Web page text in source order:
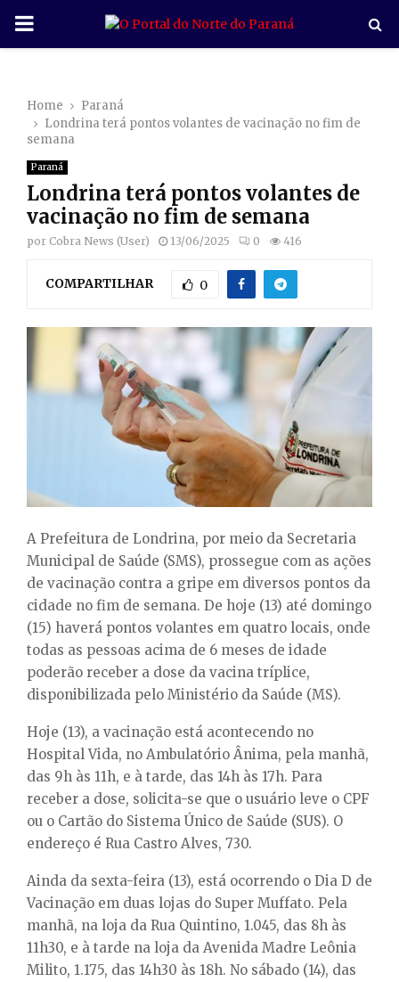
P
M
A
U
Home
Paraná
Londrina terá pontos volantes de vacinação no fim de
semana
Paraná
Londrina terá pontos volantes de
vacinação no fim de semana
por Cobra News (User) 13/06/2025 0 416
COMPARTILHAR 0
A Prefeitura de Londrina, por meio da Secretaria
Municipal de Saúde (SMS), prossegue com as ações
de vacinação contra a gripe em diversos pontos da
cidade no fim de semana. De hoje (13) até domingo
(15) haverá pontos volantes em quatro locais, onde
todas as pessoas acima de 6 meses de idade
poderão receber a dose da vacina tríplice,
disponibilizada pelo Ministério da Saúde (MS).
Hoje (13), a vacinação está acontecendo no
Hospital Vida, no Ambulatório Ânima, pela manhã,
das 9h às 11h, e à tarde, das 14h às 17h. Para
receber a dose, solicita-se que o usuário leve o CPF
ou o Cartão do Sistema Único de Saúde (SUS). O
endereço é Rua Castro Alves, 730.
Ainda da sexta-feira (13), está ocorrendo o Dia D de
Vacinação em duas lojas do Super Muffato. Pela
manhã, na loja da Rua Quintino, 1.045, das 8h às
11h30, e à tarde na loja da Avenida Madre Leônia
Milito, 1.175, das 14h30 às 18h. No sábado (14), das